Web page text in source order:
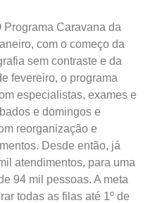
Programa Caravana da
com o começo da
sem contraste e da
fevereiro, o programa
especialistas, exames e
e domingos e
reorganização e
Desde então, já
atendimentos, para uma
94 mil pessoas. A meta
todas as filas até 1º de